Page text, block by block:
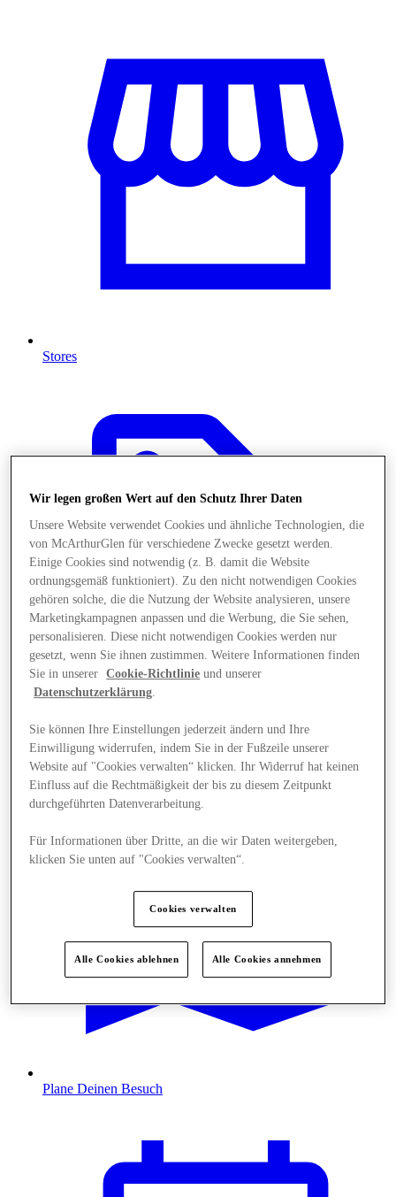
Stores
Angebote
Plane Deinen Besuch
Wir legen großen Wert auf den Schutz Ihrer Daten
Unsere Website verwendet Cookies und ähnliche Technologien, die
von McArthurGlen für verschiedene Zwecke gesetzt werden.
Einige Cookies sind notwendig (z. B. damit die Website
ordnungsgemäß funktioniert). Zu den nicht notwendigen Cookies
gehören solche, die die Nutzung der Website analysieren, unsere
Marketingkampagnen anpassen und die Werbung, die Sie sehen,
personalisieren. Diese nicht notwendigen Cookies werden nur
gesetzt, wenn Sie ihnen zustimmen. Weitere Informationen finden
Sie in unserer
Cookie-Richtlinie und unserer
Datenschutzerklärung.
Sie können Ihre Einstellungen jederzeit ändern und Ihre
Einwilligung widerrufen, indem Sie in der Fußzeile unserer
Website auf "Cookies verwalten“ klicken. Ihr Widerruf hat keinen
Einfluss auf die Rechtmäßigkeit der bis zu diesem Zeitpunkt
durchgeführten Datenverarbeitung.
Für Informationen über Dritte, an die wir Daten weitergeben,
klicken Sie unten auf "Cookies verwalten“.
Cookies verwalten
Alle Cookies ablehnen Alle Cookies annehmen